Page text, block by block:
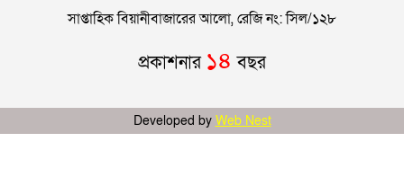
“দুর্নীতিতে চ্যাম্পিয়ন হওয়ার সহজ উপায় সংসদ সদস্য এবং
প্রশাসন একাকার হয়ে যাওয়া”
রাষ্ট্রপতি নির্বাচনের তারিখ ঘোষণা
সাপ্তাহিক বিয়ানীবাজারের আলো, রেজি নং: সিল/১২৮
প্রকাশনার ১৪ বছর
Developed by Web Nest